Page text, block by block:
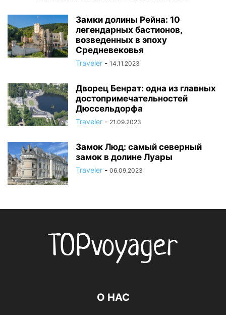
Замки долины Рейна: 10
легендарных бастионов,
возведенных в эпоху
Средневековья
Traveler - 14.11.2023
Дворец Бенрат: одна из главных
достопримечательностей
Дюссельдорфа
Traveler - 21.09.2023
Замок Люд: самый северный
замок в долине Луары
Traveler - 06.09.2023
О НАС